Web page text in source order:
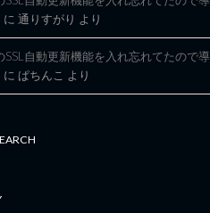
に 通りすがり より
SSL自動更新機能を入れ忘れてたので導
に ぱちんこ より